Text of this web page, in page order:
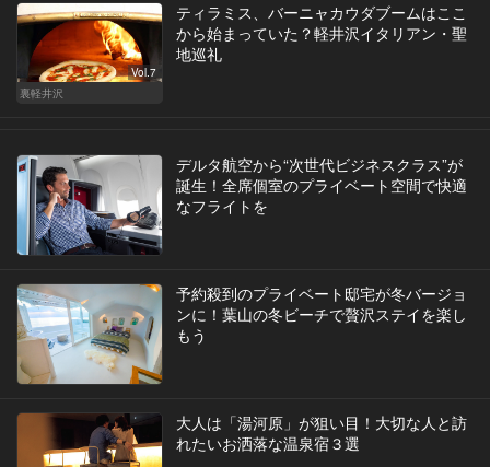
Vol.7
裏軽井沢
ティラミス、バーニャカウダブームはここ
から始まっていた？軽井沢イタリアン・聖
地巡礼
デルタ航空から“次世代ビジネスクラス”が
誕生！全席個室のプライベート空間で快適
なフライトを
予約殺到のプライベート邸宅が冬バージョ
ンに！葉山の冬ビーチで贅沢ステイを楽し
もう
大人は「湯河原」が狙い目！大切な人と訪
れたいお洒落な温泉宿３選